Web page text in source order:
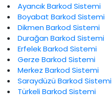
Ayancık Barkod Sistemi
Boyabat Barkod Sistemi
Dikmen Barkod Sistemi
Durağan Barkod Sistemi
Erfelek Barkod Sistemi
Gerze Barkod Sistemi
Merkez Barkod Sistemi
Saraydüzü Barkod Sistemi
Türkeli Barkod Sistemi